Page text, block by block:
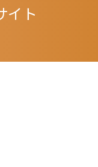
イト